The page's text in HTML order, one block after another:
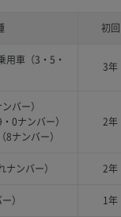
初回
用車（3・5・
3年
バー）
0ナンバー）
ナンバー）
2年
ンバー） 2年
） 1年